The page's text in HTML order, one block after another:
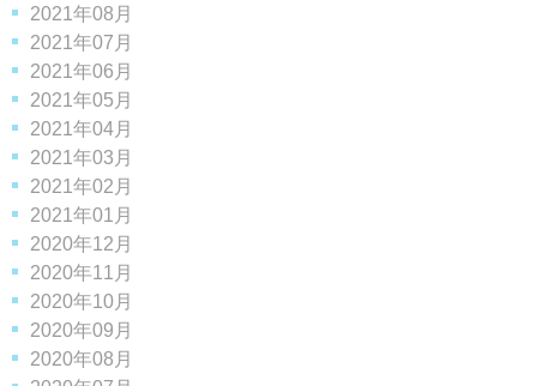
2021年08月
2021年07月
2021年06月
2021年05月
2021年04月
2021年03月
2021年02月
2021年01月
2020年12月
2020年11月
2020年10月
2020年09月
2020年08月